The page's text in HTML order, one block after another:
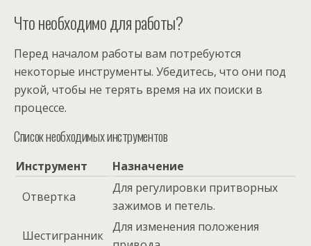
Что необходимо для работы?
Перед началом работы вам потребуются
некоторые инструменты. Убедитесь, что они под
рукой, чтобы не терять время на их поиски в
процессе.
Список необходимых инструментов
Инструмент
Назначение
Отвертка
Для регулировки притворных
зажимов и петель.
Шестигранник
Для изменения положения